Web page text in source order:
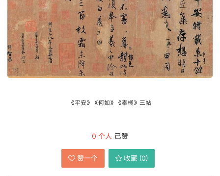
《平安》《何如》《奉橘》三帖
0 个人 已赞
赞一个 收藏 (0)